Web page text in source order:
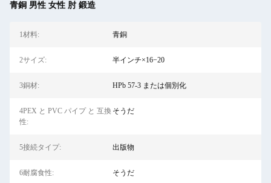
青銅 男性 女性 肘 鍛造
1材料: 青銅
2サイズ: 半インチ×16−20
3銅材: HPb 57-3 または個別化
4PEX と PVC パイプ と 互換
性:
そうだ
5接続タイプ: 出版物
6耐腐食性: そうだ